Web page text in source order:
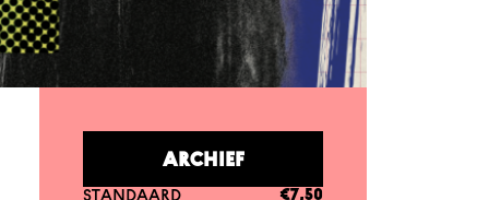
ARCHIEF
STANDAARD €7,50